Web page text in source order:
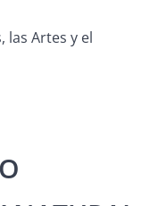
las Artes y el